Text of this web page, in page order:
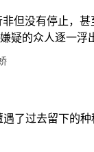
但没有停止，
疑的众人逐一浮
了过去留下的